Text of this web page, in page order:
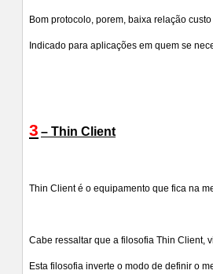
Bom protocolo, porem, baixa relação
Indicado para aplicações em quem se
3 – Thin Client
Thin Client é o equipamento que fica na
Cabe ressaltar que a filosofia Thin Client,
Esta filosofia inverte o modo de definir o